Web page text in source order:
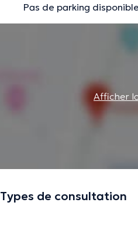
Pas de parking disponible
Afficher
Types de consultation